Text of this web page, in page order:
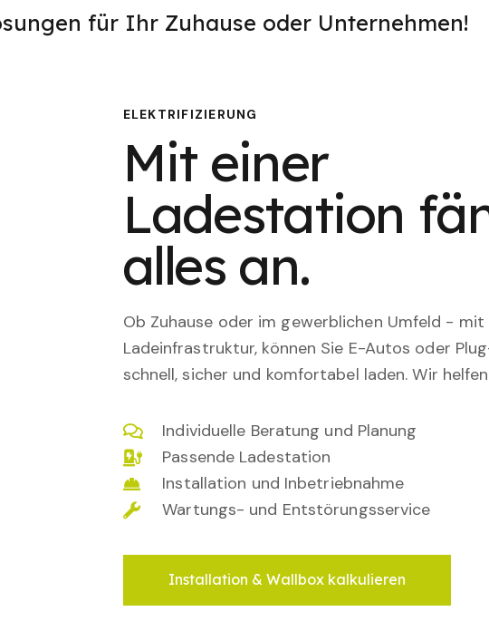
für Ihr Zuhause oder Unternehmen!
ELEKTRIFIZIERUNG
Mit einer
Ladestation
alles an.
Ob Zuhause oder im gewerblichen Umfeld -
Ladeinfrastruktur, können Sie E-Autos oder
schnell, sicher und komfortabel laden. Wir
Individuelle Beratung und Planung
Passende Ladestation
Installation und Inbetriebnahme
Wartungs- und Entstörungsservice
Installation & Wallbox kalkulieren